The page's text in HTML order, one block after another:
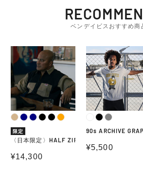
ベンデイビスおすすめ商
〈日本限定〉HALF ZIP S/S SHIRTS 別
限定
〈日本限定〉HALF ZIP S/S SHIRTS 別注カラ
通常価格
¥14,300
90s ARCHIVE
90s ARCHIVE
通常価格
¥5,500